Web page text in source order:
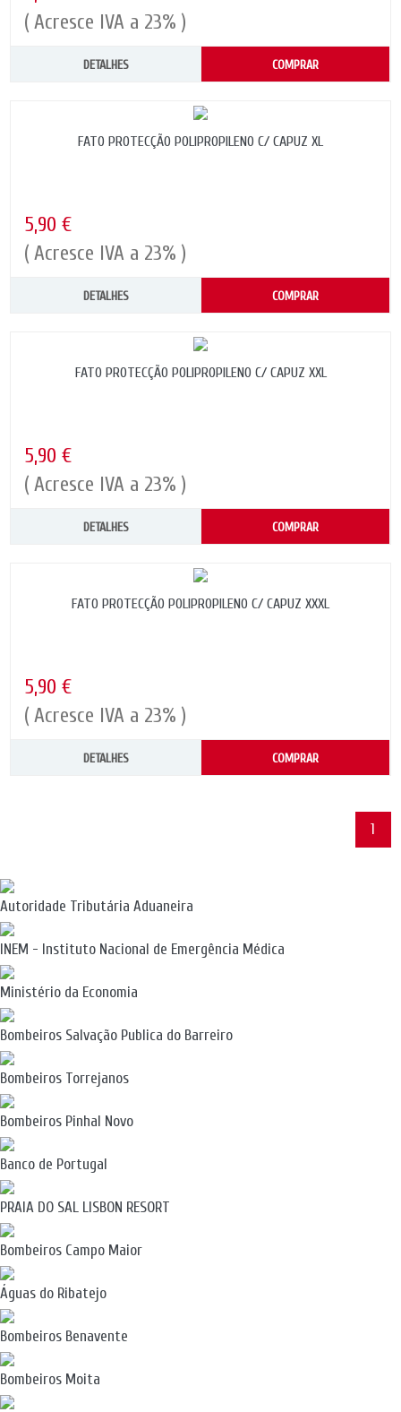
( Acresce IVA a 23% )
DETALHES COMPRAR
FATO PROTECÇÃO POLIPROPILENO C/ CAPUZ XL
5,90 €
( Acresce IVA a 23% )
DETALHES COMPRAR
FATO PROTECÇÃO POLIPROPILENO C/ CAPUZ XXL
5,90 €
( Acresce IVA a 23% )
DETALHES COMPRAR
FATO PROTECÇÃO POLIPROPILENO C/ CAPUZ XXXL
5,90 €
( Acresce IVA a 23% )
DETALHES COMPRAR
1
Autoridade Tributária Aduaneira
INEM - Instituto Nacional de Emergência Médica
Ministério da Economia
Bombeiros Salvação Publica do Barreiro
Bombeiros Torrejanos
Bombeiros Pinhal Novo
Banco de Portugal
PRAIA DO SAL LISBON RESORT
Bombeiros Campo Maior
Águas do Ribatejo
Bombeiros Benavente
Bombeiros Moita